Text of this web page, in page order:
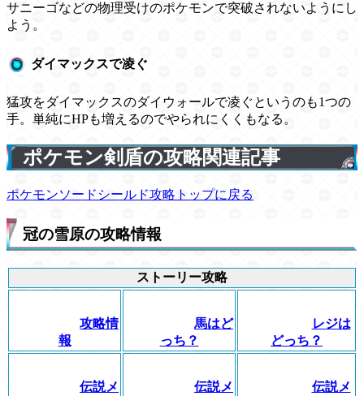
サニーゴなどの物理受けのポケモンで突破されないようにし
よう。
ダイマックスで凌ぐ
猛攻をダイマックスのダイウォールで凌ぐというのも1つの
手。単純にHPも増えるのでやられにくくもなる。
ポケモン剣盾の攻略関連記事
ポケモンソードシールド攻略トップに戻る
冠の雪原の攻略情報
ストーリー攻略
攻略情
報
馬はど
っち？
レジは
どっち？
伝説メ
伝説メ
伝説メ